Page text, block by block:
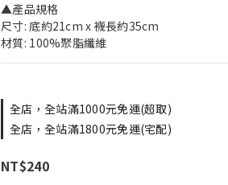
▲產品規格
尺寸: 底約21cm x 襪長約35cm
材質: 100%聚脂纖維
全店，全站滿1000元免運(超取)
全店，全站滿1800元免運(宅配)
NT$240